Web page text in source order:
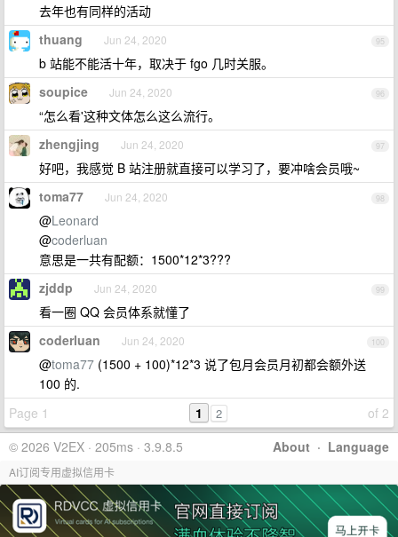
去年也有同样的活动
95
thuang Jun 24, 2020
b 站能不能活十年，取决于 fgo 几时关服。
96
soupice Jun 24, 2020
“怎么看'这种文体怎么这么流行。
97
zhengjing Jun 24, 2020
好吧，我感觉 B 站注册就直接可以学习了，要冲啥会员哦~
98
toma77 Jun 24, 2020
@Leonard
@coderluan
意思是一共有配额：1500*12*3???
99
zjddp Jun 24, 2020
看一圈 QQ 会员体系就懂了
100
coderluan Jun 24, 2020
@toma77 (1500 + 100)*12*3 说了包月会员月初都会额外送
100 的.
Page 1
of 2
1 2
About · Language
© 2026 V2EX · 205ms · 3.9.8.5
AI订阅专用虚拟信用卡